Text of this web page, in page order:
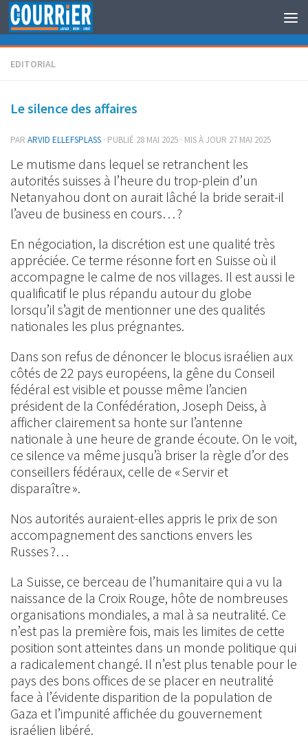
Au dessous du contenu
EDITORIAL
Le silence des affaires
PAR ARVID ELLEFSPLASS · PUBLIÉ 28 MAI 2025 · MIS À JOUR 27 MAI 2025
Le mutisme dans lequel se retranchent les
autorités suisses à l’heure du trop-plein d’un
Netanyahou dont on aurait lâché la bride serait-il
l’aveu de business en cours… ?
En négociation, la discrétion est une qualité très
appréciée. Ce terme résonne fort en Suisse où il
accompagne le calme de nos villages. Il est aussi le
qualificatif le plus répandu autour du globe
lorsqu’il s’agit de mentionner une des qualités
nationales les plus prégnantes.
Dans son refus de dénoncer le blocus israélien aux
côtés de 22 pays européens, la gêne du Conseil
fédéral est visible et pousse même l’ancien
président de la Confédération, Joseph Deiss, à
afficher clairement sa honte sur l’antenne
nationale à une heure de grande écoute. On le voit,
ce silence va même jusqu’à briser la règle d’or des
conseillers fédéraux, celle de « Servir et
disparaître ».
Nos autorités auraient-elles appris le prix de son
accompagnement des sanctions envers les
Russes ?…
La Suisse, ce berceau de l’humanitaire qui a vu la
naissance de la Croix Rouge, hôte de nombreuses
organisations mondiales, a mal à sa neutralité. Ce
n’est pas la première fois, mais les limites de cette
position sont atteintes dans un monde politique qui
a radicalement changé. Il n’est plus tenable pour le
pays des bons offices de se placer en neutralité
face à l’évidente disparition de la population de
Gaza et l’impunité affichée du gouvernement
israélien libéré.